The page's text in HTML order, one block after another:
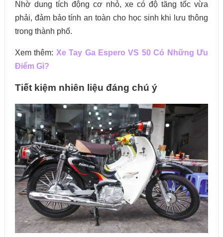
Nhờ dung tích động cơ nhỏ, xe có độ tăng tốc vừa
phải, đảm bảo tính an toàn cho học sinh khi lưu thông
trong thành phố.
Xem thêm: Xe Tay Ga Espero VS 50 Có Những Ưu
Điểm Gì?
Tiết kiệm nhiên liệu đáng chú ý